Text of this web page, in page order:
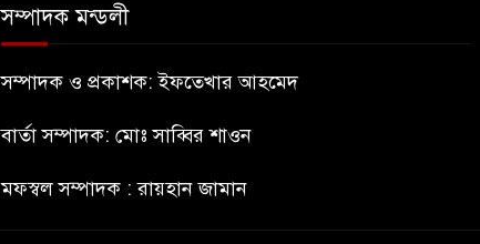
সম্পাদক মন্ডলী
সম্পাদক ও প্রকাশক: ইফতেখার আহমেদ
বার্তা সম্পাদক: মোঃ সাব্বির শাওন
মফস্বল সম্পাদক : রায়হান জামান